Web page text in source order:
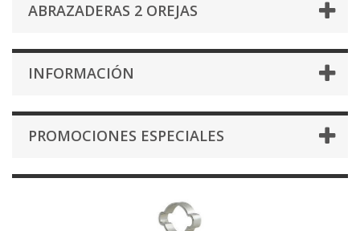
ABRAZADERAS 2 OREJAS
INFORMACIÓN
PROMOCIONES ESPECIALES